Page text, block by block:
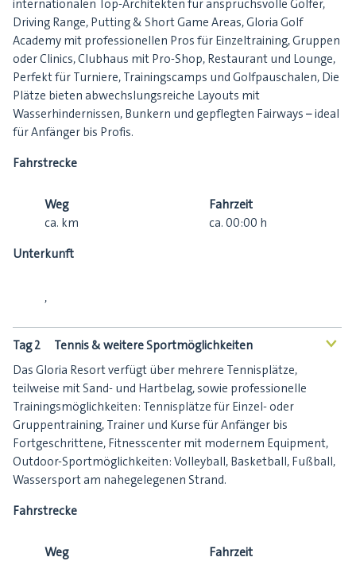
internationalen Top-Architekten für anspruchsvolle Golfer,
Driving Range, Putting & Short Game Areas, Gloria Golf
Academy mit professionellen Pros für Einzeltraining, Gruppen
oder Clinics, Clubhaus mit Pro-Shop, Restaurant und Lounge,
Perfekt für Turniere, Trainingscamps und Golfpauschalen, Die
Plätze bieten abwechslungsreiche Layouts mit
Wasserhindernissen, Bunkern und gepflegten Fairways – ideal
für Anfänger bis Profis.
Fahrstrecke
Weg
ca. km
Fahrzeit
ca. 00:00 h
Unterkunft
,
Tag 2 Tennis & weitere Sportmöglichkeiten <
Das Gloria Resort verfügt über mehrere Tennisplätze,
teilweise mit Sand- und Hartbelag, sowie professionelle
Trainingsmöglichkeiten: Tennisplätze für Einzel- oder
Gruppentraining, Trainer und Kurse für Anfänger bis
Fortgeschrittene, Fitnesscenter mit modernem Equipment,
Outdoor-Sportmöglichkeiten: Volleyball, Basketball, Fußball,
Wassersport am nahegelegenen Strand.
Fahrstrecke
Weg Fahrzeit